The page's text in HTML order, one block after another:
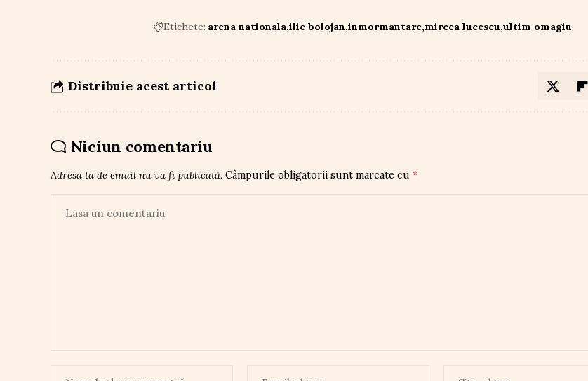
Etichete: arena nationala ilie bolojan inmormantare mircea lucescu ultim omagiu
Distribuie acest articol
Niciun comentariu
Adresa ta de email nu va fi publicată. Câmpurile obligatorii sunt marcate cu *